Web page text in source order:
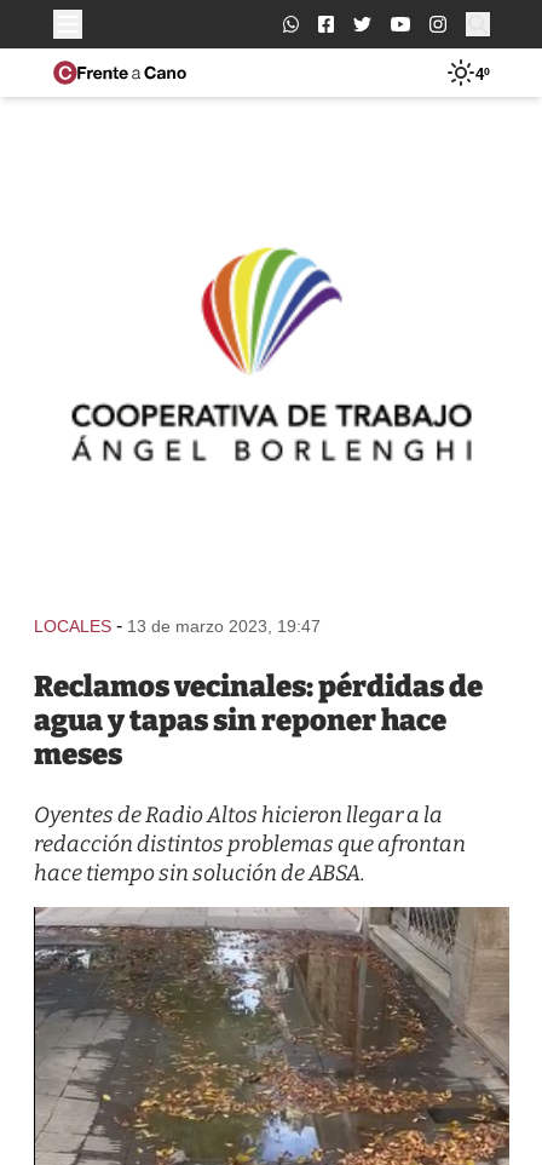
Buscar:
4º
LOCALES - 13 de marzo 2023, 19:47
Reclamos vecinales: pérdidas de
agua y tapas sin reponer hace
meses
Oyentes de Radio Altos hicieron llegar a la
redacción distintos problemas que afrontan
hace tiempo sin solución de ABSA.